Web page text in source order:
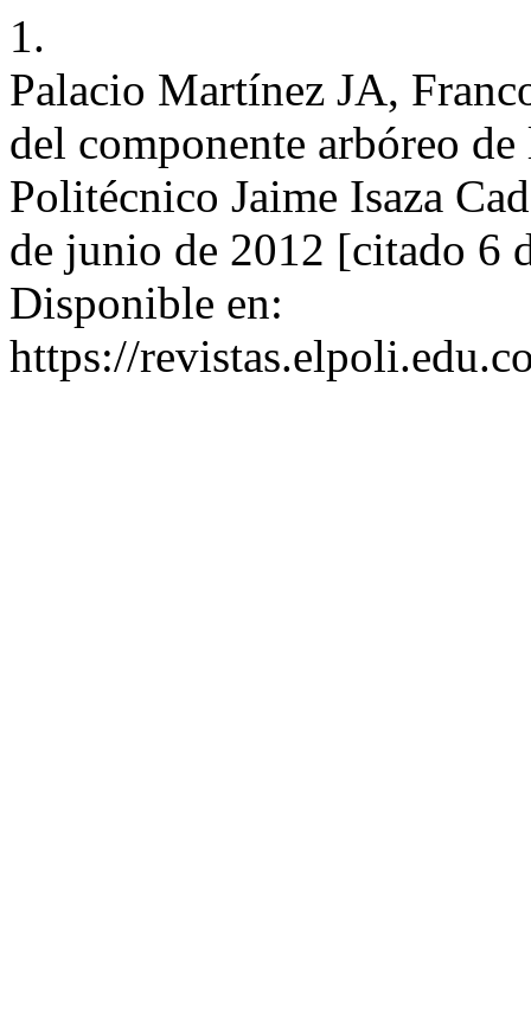
1.
Palacio Martínez JA,
del componente arbóreo
Politécnico Jaime Isaza
de junio de 2012 [citado 6
Disponible en:
https://